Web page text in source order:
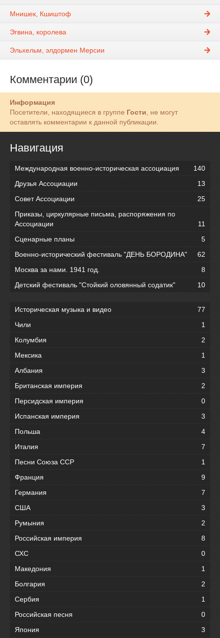
Мнишек, Кшиштоф
Эгвина, королева
Эльхельм, элдормен Мерсии
Комментарии (0)
Информация
Посетители, находящиеся в группе Гости , не могут
оставлять комментарии к данной публикации.
Навигация
Международная военно-историческая ассоциация
140
Друзья Ассоциации
13
Совет Ассоциации
25
Приказы, циркулярные письма, распоряжения по
Ассоциации
11
Сценарные планы
5
Военно-исторический фестиваль "ДЕНЬ БОРОДИНА"
62
Москва за нами. 1941 год.
8
Детский фестиваль "Стойкий оловянный содатик"
10
Историческая музыка и видео
77
Чили
1
Колумбия
2
Мексика
1
Албания
3
Британская империя
2
Персидская империя
0
Испанская империя
3
Польша
4
Италия
7
Песни Союза ССР
1
Франция
9
Германия
7
США
3
Румыния
2
Российская империя
8
СХС
0
Македония
1
Болгария
2
Сербия
1
Российская песня
0
Япония
3